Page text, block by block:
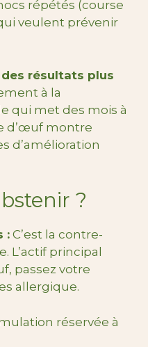
répétés (course
veulent prévenir
résultats plus
à la
qui met des mois à
d’œuf montre
d’amélioration
?
: C’est la contre-
L’actif principal
passez votre
allergique.
réservée à